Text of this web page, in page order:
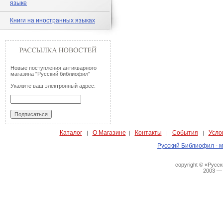
языке
Книги на иностранных языках
Новые поступления антикварного
магазина "Русский библиофил"
Укажите ваш электронный адрес:
Каталог| О Магазине | Контакты | События |
Русский Библиофил -
copyright ©
2003 —